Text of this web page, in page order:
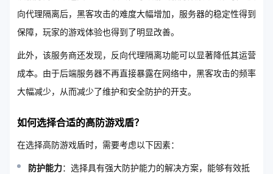
向代理隔离后，黑客攻击的难度大幅增加，服务器的稳定性得到
保障，玩家的游戏体验也得到了明显改善。
此外，该服务商还发现，反向代理隔离功能可以显著降低其运营
成本。由于后端服务器不再直接暴露在网络中，黑客攻击的频率
大幅减少，从而减少了维护和安全防护的开支。
如何选择合适的高防游戏盾？
在选择高防游戏盾时，需要考虑以下因素：
防护能力：选择具有强大防护能力的解决方案，能够有效抵